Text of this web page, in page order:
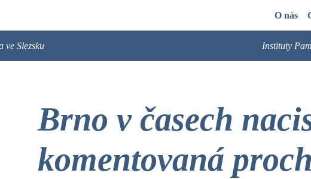
O nás
ve Slezsku Instituty
Brno v časech
komentovaná